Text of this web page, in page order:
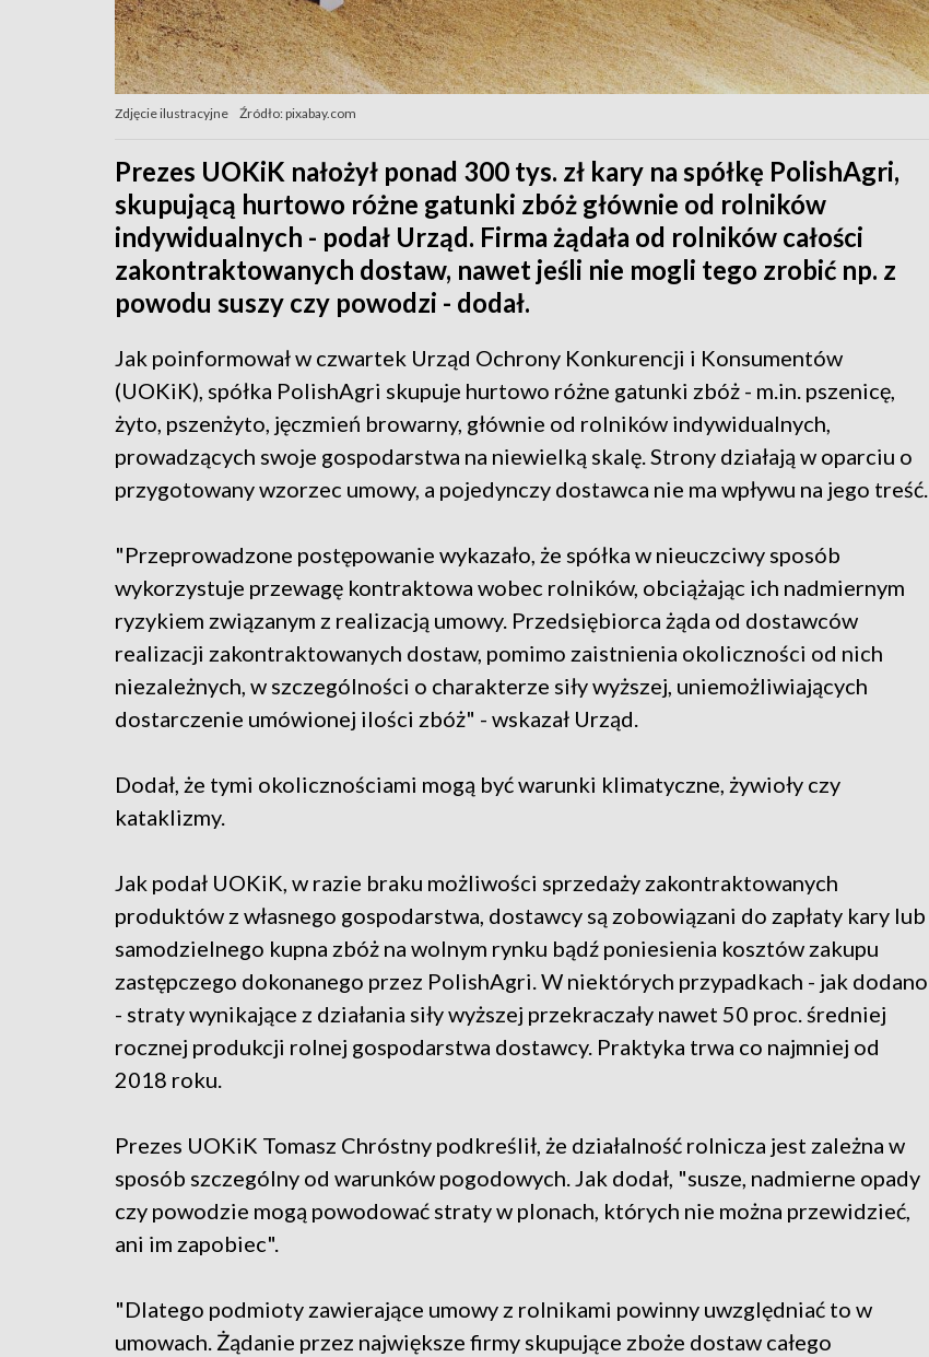
Zdjęcie ilustracyjne Źródło: pixabay.com
Prezes UOKiK nałożył ponad 300 tys. zł kary na spółkę PolishAgri,
skupującą hurtowo różne gatunki zbóż głównie od rolników
indywidualnych - podał Urząd. Firma żądała od rolników całości
zakontraktowanych dostaw, nawet jeśli nie mogli tego zrobić np. z
powodu suszy czy powodzi - dodał.
Jak poinformował w czwartek Urząd Ochrony Konkurencji i Konsumentów
(UOKiK), spółka PolishAgri skupuje hurtowo różne gatunki zbóż - m.in. pszenicę,
żyto, pszenżyto, jęczmień browarny, głównie od rolników indywidualnych,
prowadzących swoje gospodarstwa na niewielką skalę. Strony działają w oparciu o
przygotowany wzorzec umowy, a pojedynczy dostawca nie ma wpływu na jego treść.
"Przeprowadzone postępowanie wykazało, że spółka w nieuczciwy sposób
wykorzystuje przewagę kontraktowa wobec rolników, obciążając ich nadmiernym
ryzykiem związanym z realizacją umowy. Przedsiębiorca żąda od dostawców
realizacji zakontraktowanych dostaw, pomimo zaistnienia okoliczności od nich
niezależnych, w szczególności o charakterze siły wyższej, uniemożliwiających
dostarczenie umówionej ilości zbóż" - wskazał Urząd.
Dodał, że tymi okolicznościami mogą być warunki klimatyczne, żywioły czy
kataklizmy.
Jak podał UOKiK, w razie braku możliwości sprzedaży zakontraktowanych
produktów z własnego gospodarstwa, dostawcy są zobowiązani do zapłaty kary lub
samodzielnego kupna zbóż na wolnym rynku bądź poniesienia kosztów zakupu
zastępczego dokonanego przez PolishAgri. W niektórych przypadkach - jak dodano
- straty wynikające z działania siły wyższej przekraczały nawet 50 proc. średniej
rocznej produkcji rolnej gospodarstwa dostawcy. Praktyka trwa co najmniej od
2018 roku.
Prezes UOKiK Tomasz Chróstny podkreślił, że działalność rolnicza jest zależna w
sposób szczególny od warunków pogodowych. Jak dodał, "susze, nadmierne opady
czy powodzie mogą powodować straty w plonach, których nie można przewidzieć,
ani im zapobiec".
"Dlatego podmioty zawierające umowy z rolnikami powinny uwzględniać to w
umowach. Żądanie przez największe firmy skupujące zboże dostaw całego